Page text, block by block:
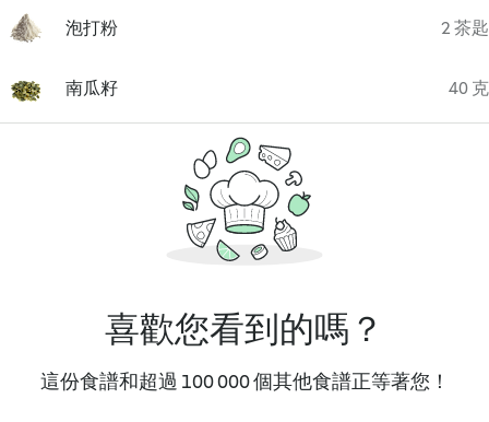
泡打粉 2 茶匙
南瓜籽 40 克
喜歡您看到的嗎？
這份食譜和超過 100 000 個其他食譜正等著您！